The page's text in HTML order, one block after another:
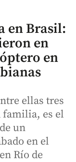
en Brasil:
en
en
ellas tres
familia, es el
un
en el
Río de